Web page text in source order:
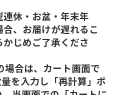
休・お盆・年末年
、お届けが遅れるこ
じめご了承くださ
合は、カート画面で
を入力し「再計算」ボ